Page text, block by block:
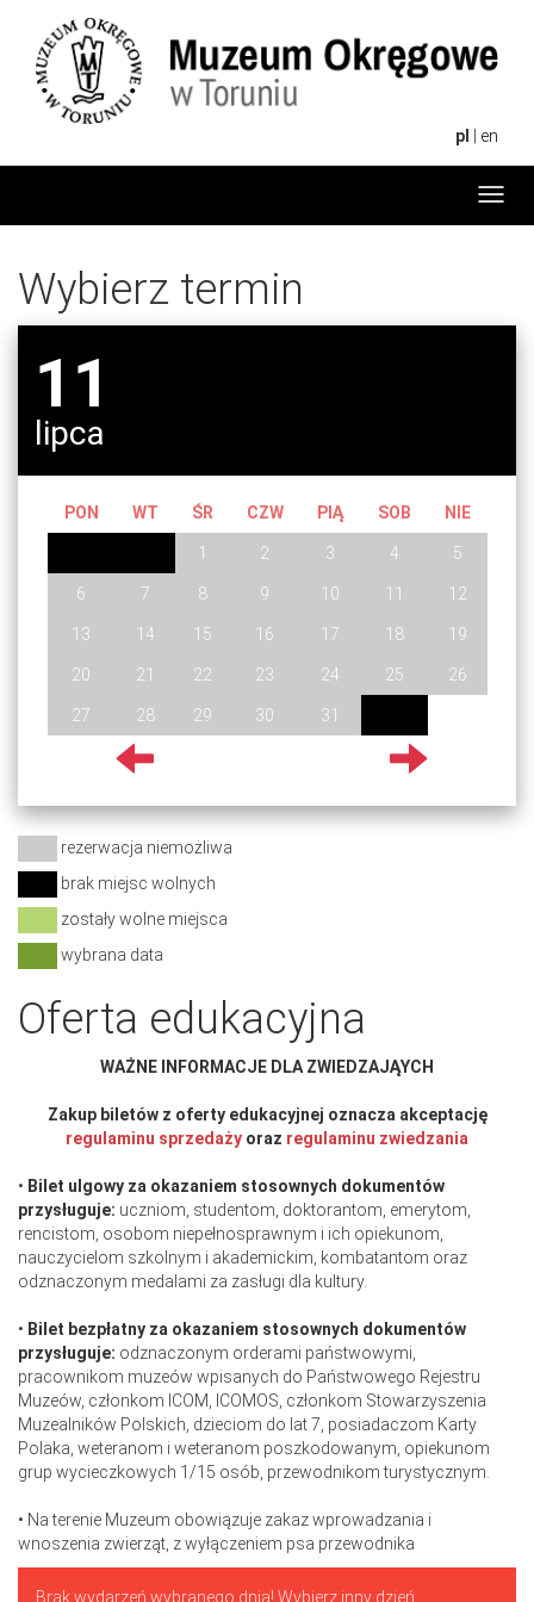
pl en
Menu
Wybierz termin
11
lipca
PON WT ŚR CZW PIĄ SOB NIE
1 2 3 4 5
6 7 8 9 10 11 12
13 14 15 16 17 18 19
20 21 22 23 24 25 26
27 28 29 30 31
rezerwacja niemożliwa
brak miejsc wolnych
zostały wolne miejsca
wybrana data
Oferta edukacyjna
WAŻNE INFORMACJE DLA ZWIEDZAJĄYCH
Zakup biletów z oferty edukacyjnej oznacza akceptację
regulaminu sprzedaży oraz regulaminu zwiedzania
• Bilet ulgowy za okazaniem stosownych dokumentów
przysługuje: uczniom, studentom, doktorantom, emerytom,
rencistom, osobom niepełnosprawnym i ich opiekunom,
nauczycielom szkolnym i akademickim, kombatantom oraz
odznaczonym medalami za zasługi dla kultury.
• Bilet bezpłatny za okazaniem stosownych dokumentów
przysługuje: odznaczonym orderami państwowymi,
pracownikom muzeów wpisanych do Państwowego Rejestru
Muzeów, członkom ICOM, ICOMOS, członkom Stowarzyszenia
Muzealników Polskich, dzieciom do lat 7, posiadaczom Karty
Polaka, weteranom i weteranom poszkodowanym, opiekunom
grup wycieczkowych 1/15 osób, przewodnikom turystycznym.
• Na terenie Muzeum obowiązuje zakaz wprowadzania i
wnoszenia zwierząt, z wyłączeniem psa przewodnika
Brak wydarzeń wybranego dnia! Wybierz inny dzień.